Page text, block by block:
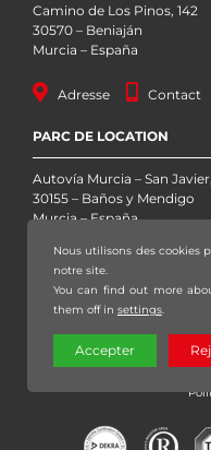
Camino de Los Pinos, 142
30570 – Beniaján
Murcia – España
Adresse Contact
PARC DE LOCATION
Autovía Murcia – San
30155 – Baños y Mendigo
Murcia – España
Adresse
Copyright 2020 – 2026 Grúas
légales|Politique de
Nous utilisons des cookies
notre site.
You can find out more
them off in settings.
Accepter